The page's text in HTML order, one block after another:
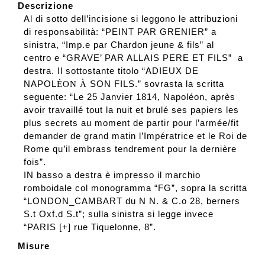
Descrizione
Al di sotto dell’incisione si leggono le attribuzioni
di responsabilità: “PEINT PAR GRENIER” a
sinistra, “Imp.e par Chardon jeune & fils” al
centro e “GRAVE’ PAR ALLAIS PERE ET FILS” a
destra. Il sottostante titolo “ADIEUX DE
NAPOLÉON À SON FILS.” sovrasta la scritta
seguente: “Le 25 Janvier 1814, Napoléon, après
avoir travaillé tout la nuit et brulé ses papiers les
plus secrets au moment de partir pour l’armée/fit
demander de grand matin l’Impératrice et le Roi de
Rome qu’il embrass tendrement pour la dernière
fois”.
IN basso a destra è impresso il marchio
romboidale col monogramma “FG”, sopra la scritta
“LONDON_CAMBART du N N. & C.o 28, berners
S.t Oxf.d S.t”; sulla sinistra si legge invece
“PARIS [+] rue Tiquelonne, 8”.
Misure